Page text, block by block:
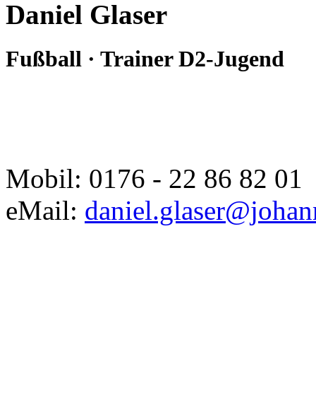
Daniel Glaser
Fußball · Trainer D2-Jugend
Mobil: 0176 - 22 86 82 01
eMail: